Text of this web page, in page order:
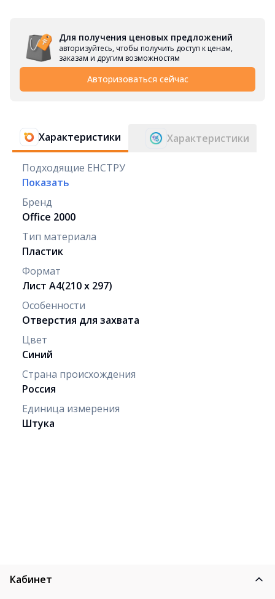
Для получения ценовых предложений
авторизуйтесь, чтобы получить доступ к ценам,
заказам и другим возможностям
Авторизоваться сейчас
Характеристики Характеристики
Подходящие ЕНСТРУ
Показать
Бренд
Office 2000
Тип материала
Пластик
Формат
Лист А4(210 x 297)
Особенности
Отверстия для захвата
Цвет
Синий
Страна происхождения
Россия
Единица измерения
Штука
Кабинет